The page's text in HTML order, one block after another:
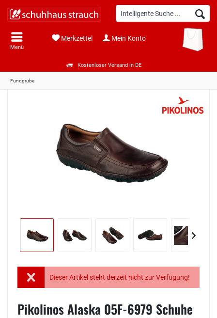
Kostenloser Versand in DE
Menü
Merkzettel Mein Konto
Fundgrube
Dieser Artikel steht derzeit nicht zur Verfügung!
Pikolinos Alaska 05F-6979 Schuhe